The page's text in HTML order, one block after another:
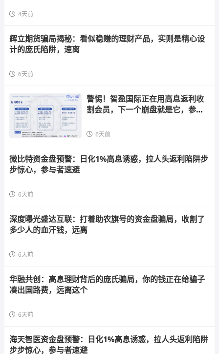
4天前
辉立期货骗局揭秘：看似稳赚的理财产品，实则是精心设
计的庞氏陷阱，速离
6天前
警惕！智盈国际正在用高息返利收
割会员，下一个崩盘就是它，参与
6天前
微比特资金盘预警：日化1%高息诱惑，拉人头返利陷阱步
步惊心，参与者速避
6天前
深度曝光盛达互联：打着助农旗号的资金盘骗局，收割了
多少人的血汗钱，远离
6天前
华融共创：高息理财背后的庞氏骗局，你的钱正在给骗子
凑出国路费，远离这个
6天前
海天智医资金盘预警：日化1%高息诱惑，拉人头返利陷阱
步步惊心，参与者速避